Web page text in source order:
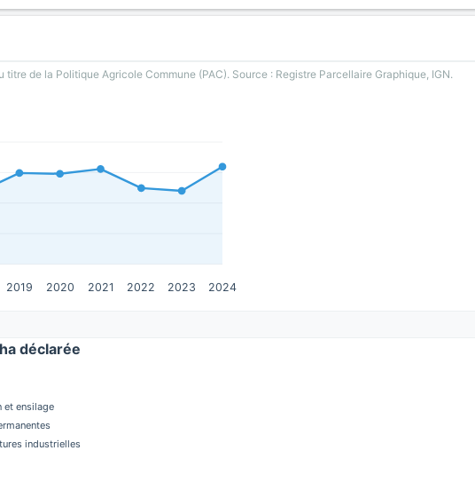
de la Politique Agricole Commune (PAC). Source : Registre Parcellaire Graphique, IGN.
2019 2020 2021 2022 2023 2024
déclarée
et ensilage
industrielles